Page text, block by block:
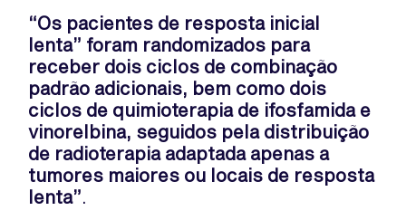
“Os pacientes de resposta inicial
lenta” foram randomizados para
receber dois ciclos de combinação
padrão adicionais, bem como dois
ciclos de quimioterapia de ifosfamida e
vinorelbina, seguidos pela distribuição
de radioterapia adaptada apenas a
tumores maiores ou locais de resposta
lenta”.